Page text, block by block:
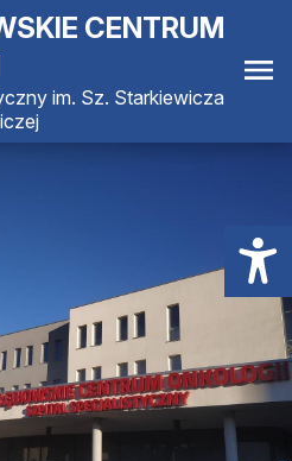
CENTRUM
im. Sz. Starkiewicza